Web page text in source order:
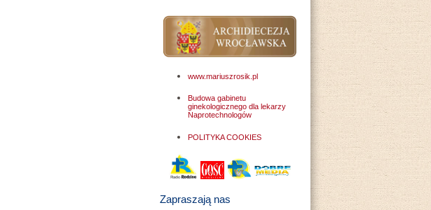
www.mariuszrosik.pl
Budowa gabinetu
ginekologicznego dla lekarzy
Naprotechnologów
POLITYKA COOKIES
Zapraszają nas